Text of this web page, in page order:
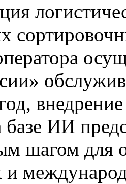
ИИ
шагом для
и